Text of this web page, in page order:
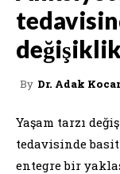
By Dr. Adak
Yaşam tarzı
tedavisinde
entegre bir